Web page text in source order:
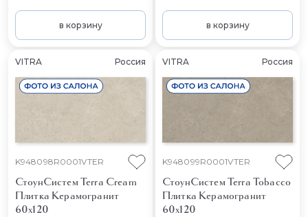
в корзину в корзину
VITRA Россия
K948098R0001VTER
СтоунСистем Terra Cream
Плитка Керамогранит
60x120
VITRA Россия
K948099R0001VTER
СтоунСистем Terra Tobacco
Плитка Керамогранит
60x120